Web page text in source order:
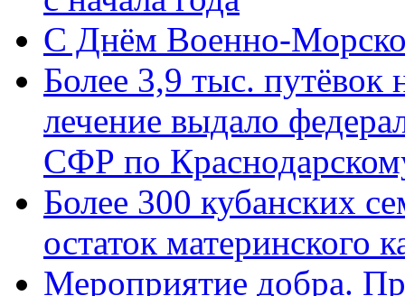
C Днём Военно-
Более 3,9 тыс. путёвок
лечение выдало
СФР по
Более 300 кубанских
остаток материнского
Мероприятие добра.